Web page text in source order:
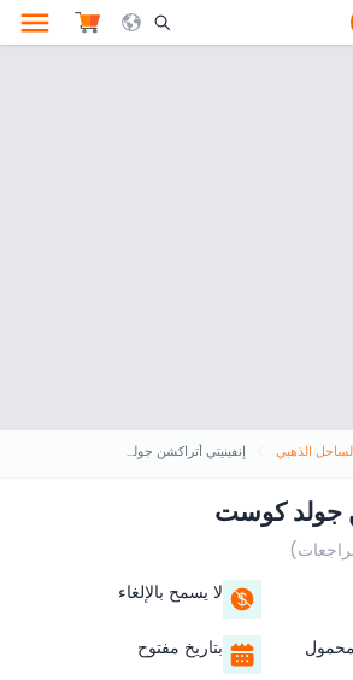
Search Opener Icon
الذهبي إنفينيتي أتراكشن جولد كوست
جولد كوست
لا يسمح بالإلغاء
بتاريخ مفتوح